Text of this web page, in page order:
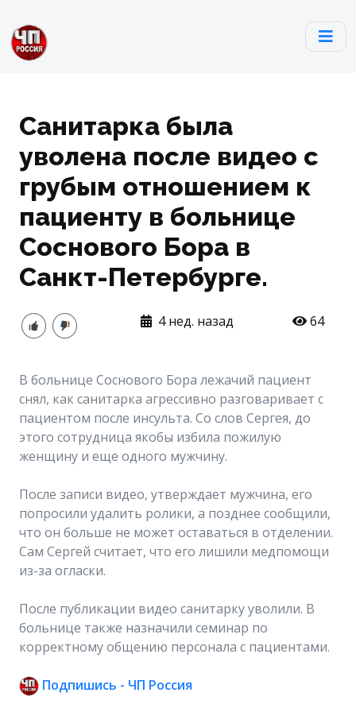
Санитарка была
уволена после видео с
грубым отношением к
пациенту в больнице
Соснового Бора в
Санкт-Петербурге.
4 нед. назад 64
В больнице Соснового Бора лежачий пациент
снял, как санитарка агрессивно разговаривает с
пациентом после инсульта. Со слов Сергея, до
этого сотрудница якобы избила пожилую
женщину и еще одного мужчину.
После записи видео, утверждает мужчина, его
попросили удалить ролики, а позднее сообщили,
что он больше не может оставаться в отделении.
Сам Сергей считает, что его лишили медпомощи
из-за огласки.
После публикации видео санитарку уволили. В
больнице также назначили семинар по
корректному общению персонала с пациентами.
Подпишись - ЧП Россия